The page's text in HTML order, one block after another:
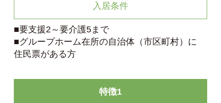
入居条件
■要支援2～要介護5まで
■グループホーム在所の自治体（市区町村）に
住民票がある方
特徴1